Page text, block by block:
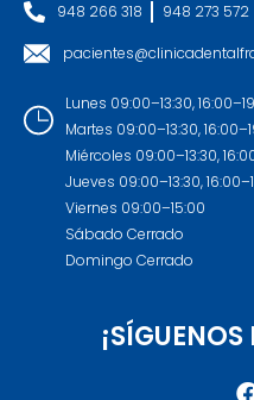
948 266 318 948 273 572
Lunes 09:00–13:30,
Martes 09:00–13:30,
Miércoles 09:00–13:30,
Jueves 09:00–13:30,
Viernes 09:00–15:00
Sábado Cerrado
Domingo Cerrado
¡SÍGUENOS